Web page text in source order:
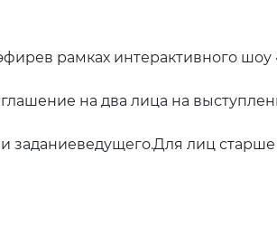
рамках интерактивного шоу
на два лица на
лиц старше